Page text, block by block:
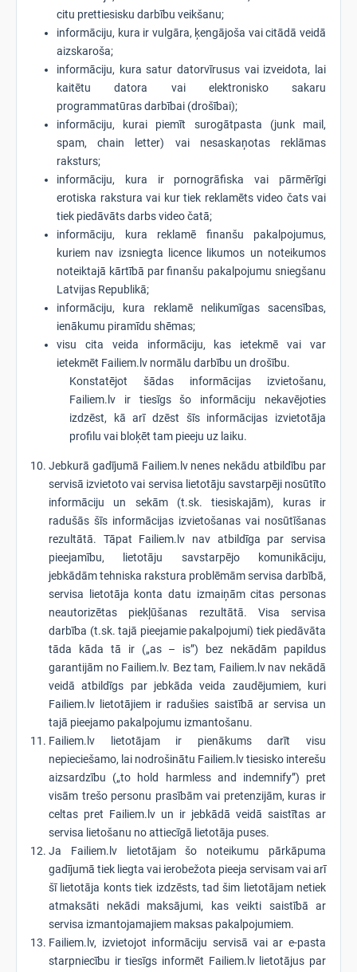
citu prettiesisku darbību veikšanu;
informāciju, kura ir vulgāra, ķengājoša vai citādā veidā
aizskaroša;
informāciju, kura satur datorvīrusus vai izveidota, lai
kaitētu datora vai elektronisko sakaru
programmatūras darbībai (drošībai);
informāciju, kurai piemīt surogātpasta (junk mail,
spam, chain letter) vai nesaskaņotas reklāmas
raksturs;
informāciju, kura ir pornogrāfiska vai pārmērīgi
erotiska rakstura vai kur tiek reklamēts video čats vai
tiek piedāvāts darbs video čatā;
informāciju, kura reklamē finanšu pakalpojumus,
kuriem nav izsniegta licence likumos un noteikumos
noteiktajā kārtībā par finanšu pakalpojumu sniegšanu
Latvijas Republikā;
informāciju, kura reklamē nelikumīgas sacensības,
ienākumu piramīdu shēmas;
visu cita veida informāciju, kas ietekmē vai var
ietekmēt Failiem.lv normālu darbību un drošību.
Konstatējot šādas informācijas izvietošanu,
Failiem.lv ir tiesīgs šo informāciju nekavējoties
izdzēst, kā arī dzēst šīs informācijas izvietotāja
profilu vai bloķēt tam pieeju uz laiku.
Jebkurā gadījumā Failiem.lv nenes nekādu atbildību par
servisā izvietoto vai servisa lietotāju savstarpēji nosūtīto
informāciju un sekām (t.sk. tiesiskajām), kuras ir
radušās šīs informācijas izvietošanas vai nosūtīšanas
rezultātā. Tāpat Failiem.lv nav atbildīga par servisa
pieejamību, lietotāju savstarpējo komunikāciju,
jebkādām tehniska rakstura problēmām servisa darbībā,
servisa lietotāja konta datu izmaiņām citas personas
neautorizētas piekļūšanas rezultātā. Visa servisa
darbība (t.sk. tajā pieejamie pakalpojumi) tiek piedāvāta
tāda kāda tā ir („as – is”) bez nekādām papildus
garantijām no Failiem.lv. Bez tam, Failiem.lv nav nekādā
veidā atbildīgs par jebkāda veida zaudējumiem, kuri
Failiem.lv lietotājiem ir radušies saistībā ar servisa un
tajā pieejamo pakalpojumu izmantošanu.
Failiem.lv lietotājam ir pienākums darīt visu
nepieciešamo, lai nodrošinātu Failiem.lv tiesisko interešu
aizsardzību („to hold harmless and indemnify”) pret
visām trešo personu prasībām vai pretenzijām, kuras ir
celtas pret Failiem.lv un ir jebkādā veidā saistītas ar
servisa lietošanu no attiecīgā lietotāja puses.
Ja Failiem.lv lietotājam šo noteikumu pārkāpuma
gadījumā tiek liegta vai ierobežota pieeja servisam vai arī
šī lietotāja konts tiek izdzēsts, tad šim lietotājam netiek
atmaksāti nekādi maksājumi, kas veikti saistībā ar
servisa izmantojamajiem maksas pakalpojumiem.
Failiem.lv, izvietojot informāciju servisā vai ar e-pasta
starpniecību ir tiesīgs informēt Failiem.lv lietotājus par